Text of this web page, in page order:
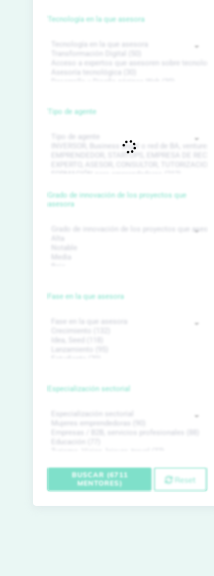
Tecnología en la que asesora
Tipo de agente
Grado de innovación de los proyectos que
asesora
Fase en la que asesora
Especialización sectorial
BUSCAR (6711
MENTORES)
Reset